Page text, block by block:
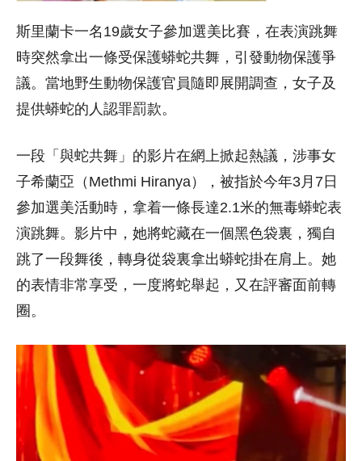
斯里蘭卡一名19歲女子參加選美比賽，在表演跳舞
時突然拿出一條受保護蟒蛇共舞，引發動物保護爭
議。當地野生動物保護官員隨即展開調查，女子及
提供蟒蛇的人認罪罰款。
一段「與蛇共舞」的影片在網上掀起熱議，涉事女
子希蘭亞（Methmi Hiranya），被指於今年3月7日
參加選美活動時，拿着一條長達2.1米的無毒蟒蛇表
演跳舞。影片中，她將蛇藏在一個黑色袋裏，獨自
跳了一段舞後，轉身從袋裏拿出蟒蛇掛在肩上。她
的表情非常享受，一度將蛇舉起，又在評審面前轉
圈。